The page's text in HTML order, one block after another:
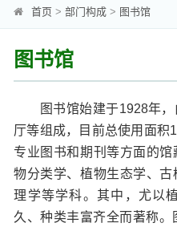
首页 >部门构成 > 图书馆
图书馆
图书馆始建于1928年，
厅等组成，目前总使用面积
专业图书和期刊等方面的
物分类学、植物生态学、
理学等学科。其中，尤以
久、种类丰富齐全而著称